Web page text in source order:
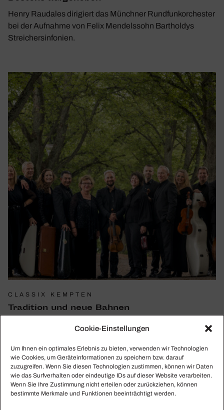
Cookie-Einstellungen
Um Ihnen ein optimales Erlebnis zu bieten, verwenden wir Technologien
wie Cookies, um Geräteinformationen zu speichern bzw. darauf
zuzugreifen. Wenn Sie diesen Technologien zustimmen, können wir Daten
wie das Surfverhalten oder eindeutige IDs auf dieser Website verarbeiten.
Wenn Sie Ihre Zustimmung nicht erteilen oder zurückziehen, können
bestimmte Merkmale und Funktionen beeinträchtigt werden.
Henry Raudales dirigiert das Münchner Rundfunkorchester
bei der Aufnahme von Felix Mendelssohn Bartholdys
Streichersinfonien.
CLASSIX KEMPTEN
Tradi­tion und neue Bahnen
neue Bahnen“ vom 18. bis 26. September 2021 für eine
Woche zu Kammermusik ins Allgäu.